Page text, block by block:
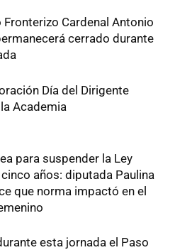
Fronterizo Cardenal Antonio
cerrado durante
Día del Dirigente
Academia
para suspender la Ley
años: diputada Paulina
que norma impactó en el
esta jornada el Paso